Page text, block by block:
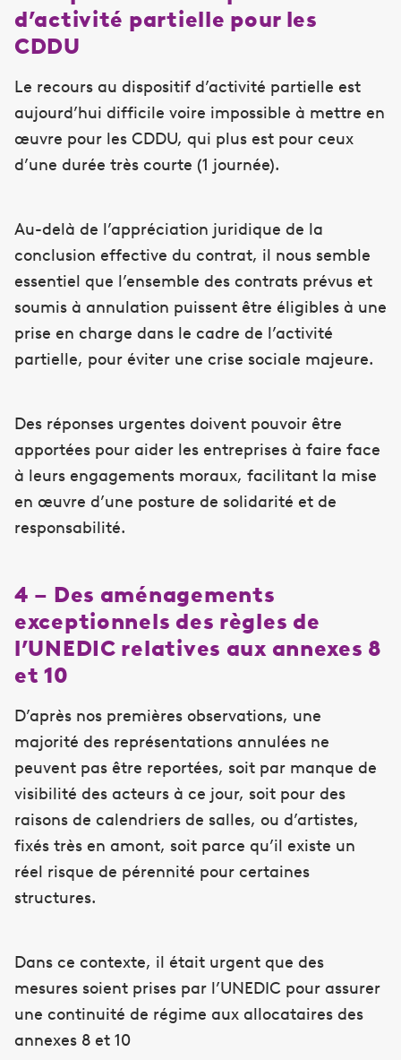
d’activité partielle pour les
CDDU
Le recours au dispositif d’activité partielle est
aujourd’hui difficile voire impossible à mettre en
œuvre pour les CDDU, qui plus est pour ceux
d’une durée très courte (1 journée).
Au-delà de l’appréciation juridique de la
conclusion effective du contrat, il nous semble
essentiel que l’ensemble des contrats prévus et
soumis à annulation puissent être éligibles à une
prise en charge dans le cadre de l’activité
partielle, pour éviter une crise sociale majeure.
Des réponses urgentes doivent pouvoir être
apportées pour aider les entreprises à faire face
à leurs engagements moraux, facilitant la mise
en œuvre d’une posture de solidarité et de
responsabilité.
4 – Des aménagements
exceptionnels des règles de
l’UNEDIC relatives aux annexes 8
et 10
D’après nos premières observations, une
majorité des représentations annulées ne
peuvent pas être reportées, soit par manque de
visibilité des acteurs à ce jour, soit pour des
raisons de calendriers de salles, ou d’artistes,
fixés très en amont, soit parce qu’il existe un
réel risque de pérennité pour certaines
structures.
Dans ce contexte, il était urgent que des
mesures soient prises par l’UNEDIC pour assurer
une continuité de régime aux allocataires des
annexes 8 et 10